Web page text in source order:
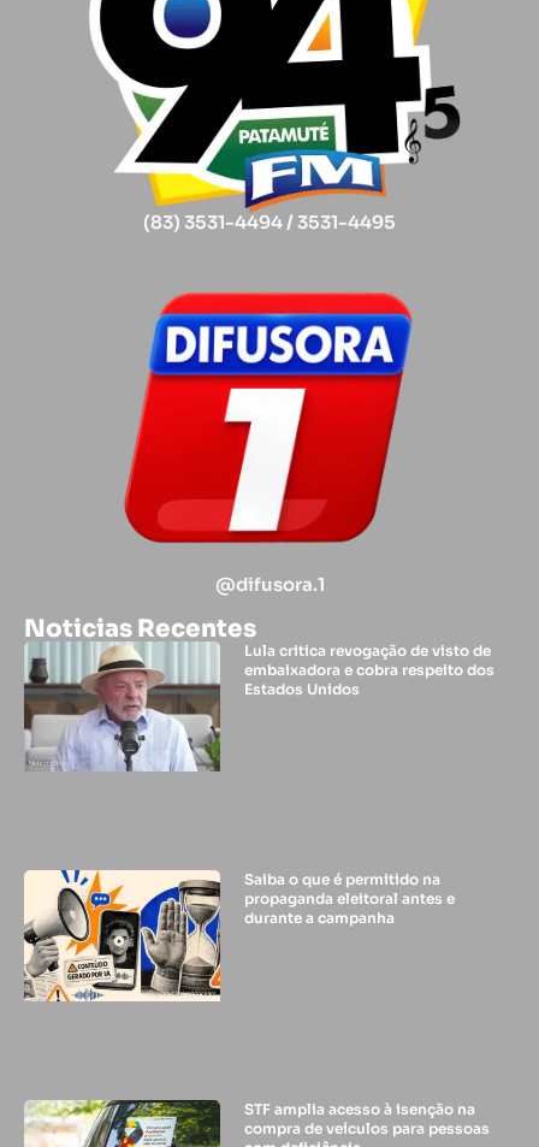
(83) 3531-4494 / 3531-4495
@difusora.1
Noticias Recentes
Lula critica revogação de visto de
embaixadora e cobra respeito dos
Estados Unidos
Saiba o que é permitido na
propaganda eleitoral antes e
durante a campanha
STF amplia acesso à isenção na
compra de veículos para pessoas